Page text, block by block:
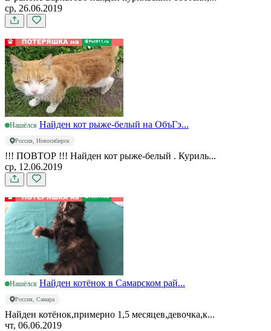
ср, 26.06.2019
Нашёлся Найден кот рыже-белый на ОбъГэ...
Россия, Новосибирск
!!! ПОВТОР !!! Найден кот рыже-белый . Куриль...
ср, 12.06.2019
Нашёлся Найден котёнок в Самарском рай...
Россия, Самара
Найден котёнок,примерно 1,5 месяцев,девочка,к...
чт, 06.06.2019